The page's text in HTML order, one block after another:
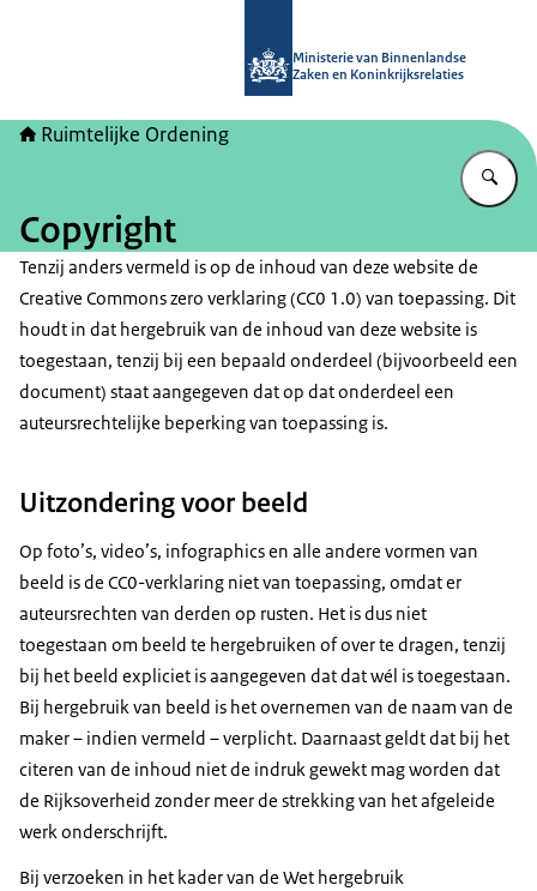
Ministerie van Binnenlandse
Zaken en Koninkrijksrelaties
Ruimtelijke Ordening
Copyright
Tenzij anders vermeld is op de inhoud van deze website de
Creative Commons zero verklaring (CC0 1.0) van toepassing. Dit
houdt in dat hergebruik van de inhoud van deze website is
toegestaan, tenzij bij een bepaald onderdeel (bijvoorbeeld een
document) staat aangegeven dat op dat onderdeel een
auteursrechtelijke beperking van toepassing is.
Uitzondering voor beeld
Op foto’s, video’s, infographicsen alle andere vormen van
beeld is de CC0-verklaring niet van toepassing, omdat er
auteursrechten van derden op rusten. Het is dus niet
toegestaan om beeld te hergebruiken of over te dragen, tenzij
bij het beeld expliciet is aangegeven dat dat wél is toegestaan.
Bij hergebruik van beeld is het overnemen van de naam van de
maker – indien vermeld – verplicht. Daarnaast geldt dat bij het
citeren van de inhoud niet de indruk gewekt mag worden dat
de Rijksoverheid zonder meer de strekking van het afgeleide
werk onderschrijft.
Bij verzoeken in het kader van de Wet hergebruik